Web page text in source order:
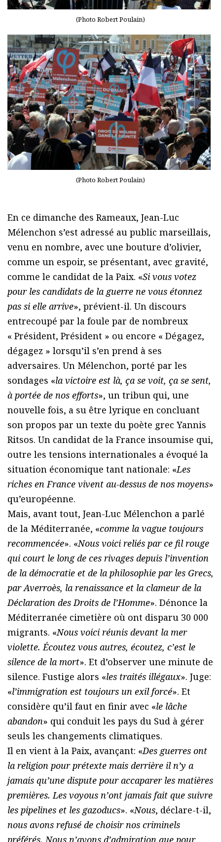
(Photo Robert Poulain)
(Photo Robert Poulain)
En ce dimanche des Rameaux, Jean-Luc
Mélenchon s’est adressé au public marseillais,
venu en nombre, avec une bouture d’olivier,
comme un espoir, se présentant, avec gravité,
comme le candidat de la Paix. «Si vous votez
pour les candidats de la guerre ne vous étonnez
pas si elle arrive», prévient-il. Un discours
entrecoupé par la foule par de nombreux
« Président, Président » ou encore « Dégagez,
dégagez » lorsqu’il s’en prend à ses
adversaires. Un Mélenchon, porté par les
sondages «la victoire est là, ça se voit, ça se sent,
à portée de nos efforts», un tribun qui, une
nouvelle fois, a su être lyrique en concluant
son propos par un texte du poète grec Yannis
Ritsos. Un candidat de la France insoumise qui,
outre les tensions internationales a évoqué la
situation économique tant nationale: «Les
riches en France vivent au-dessus de nos moyens»
qu’européenne.
Mais, avant tout, Jean-Luc Mélenchon a parlé
de la Méditerranée, «comme la vague toujours
recommencée». «Nous voici reliés par ce fil rouge
qui court le long de ces rivages depuis l’invention
de la démocratie et de la philosophie par les Grecs,
par Averroès, la renaissance et la clameur de la
Déclaration des Droits de l’Homme». Dénonce la
Méditerranée cimetière où ont disparu 30 000
migrants. «Nous voici réunis devant la mer
violette. Écoutez vous autres, écoutez, c’est le
silence de la mort». Et d’observer une minute de
silence. Fustige alors «les traités illégaux». Juge:
«l’immigration est toujours un exil forcé». Et
considère qu’il faut en finir avec «le lâche
abandon» qui conduit les pays du Sud à gérer
seuls les changements climatiques.
Il en vient à la Paix, avançant: «Des guerres ont
la religion pour prétexte mais derrière il n’y a
jamais qu’une dispute pour accaparer les matières
premières. Les voyous n’ont jamais fait que suivre
les pipelines et les gazoducs». «Nous, déclare-t-il,
nous avons refusé de choisir nos criminels